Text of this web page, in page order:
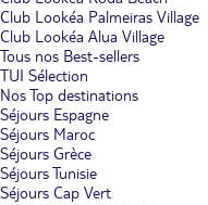
Club Lookéa Palmeiras Village
Club Lookéa Alua Village
Tous nos Best-sellers
TUI Sélection
Nos Top destinations
Séjours Espagne
Séjours Maroc
Séjours Grèce
Séjours Tunisie
Séjours Cap Vert